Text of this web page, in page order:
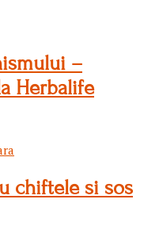
–
Herbalife
chiftele si sos